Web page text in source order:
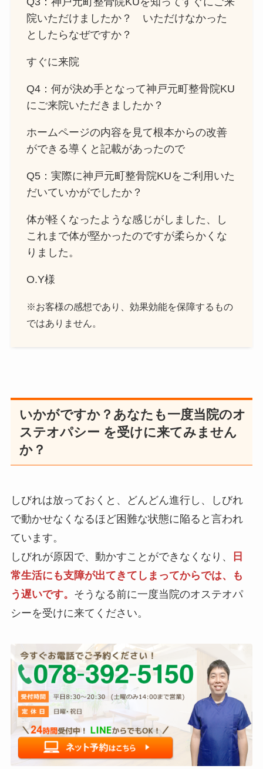
院いただけましたか？ いただけなかった
としたらなぜですか？
すぐに来院
Q4：何が決め手となって神戸元町整骨院KU
にご来院いただきましたか？
ホームページの内容を見て根本からの改善
ができる導くと記載があったので
Q5：実際に神戸元町整骨院KUをご利用いた
だいていかがでしたか？
体が軽くなったような感じがしました、し
これまで体が堅かったのですが柔らかくな
りました。
O.Y様
※お客様の感想であり、効果効能を保障するもの
ではありません。
いかがですか？あなたも一度当院のオ
ステオパシー を受けに来てみません
か？
しびれは放っておくと、どんどん進行し、しびれ
で動かせなくなるほど困難な状態に陥ると言われ
ています。
しびれが原因で、動かすことができなくなり、
日
常生活にも支障が出てきてしまってからでは、も
う遅いです。 そうなる前に一度当院のオステオパ
シーを受けに来てください。